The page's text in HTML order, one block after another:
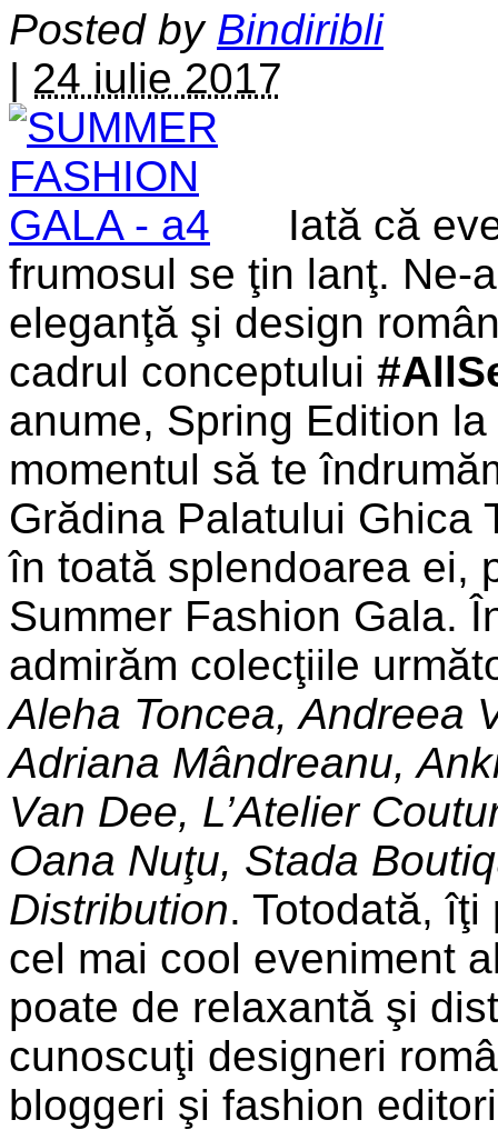
Posted by Bindiribli
| 24 iulie 2017
Iată că
frumosul se ţin lanţ. Ne-
eleganţă şi design
cadrul conceptului
anume, Spring Edition
momentul să te
Grădina Palatului Ghica
în toată splendoarea ei,
Summer Fashion Gala.
admirăm colecţiile
Aleha Toncea, Andreea
Adriana Mândreanu,
Van Dee, L’Atelier
Oana Nuţu, Stada
Distribution. Totodată,
cel mai cool eveniment
poate de relaxantă şi
cunoscuţi designeri
bloggeri şi fashion